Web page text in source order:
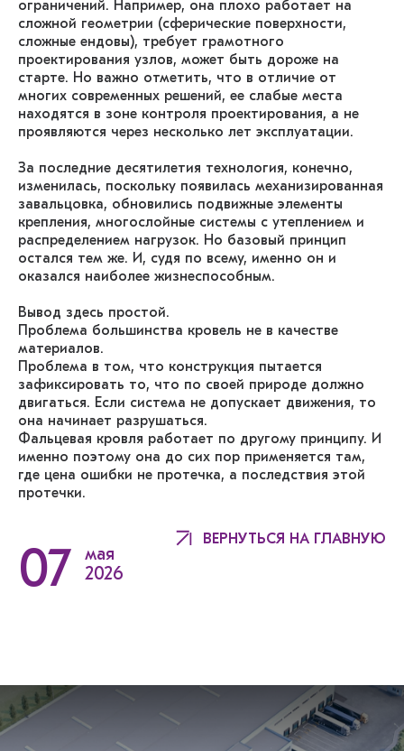
ограничений. Например, она плохо работает на
сложной геометрии (сферические поверхности,
сложные ендовы), требует грамотного
проектирования узлов, может быть дороже на
старте. Но важно отметить, что в отличие от
многих современных решений, ее слабые места
находятся в зоне контроля проектирования, а не
проявляются через несколько лет эксплуатации.
За последние десятилетия технология, конечно,
изменилась, поскольку появилась механизированная
завальцовка, обновились подвижные элементы
крепления, многослойные системы с утеплением и
распределением нагрузок. Но базовый принцип
остался тем же. И, судя по всему, именно он и
оказался наиболее жизнеспособным.
Вывод здесь простой.
Проблема большинства кровель не в качестве
материалов.
Проблема в том, что конструкция пытается
зафиксировать то, что по своей природе должно
двигаться. Если система не допускает движения, то
она начинает разрушаться.
Фальцевая кровля работает по другому принципу. И
именно поэтому она до сих пор применяется там,
где цена ошибки не протечка, а последствия этой
протечки.
07
мая
2026
ВЕРНУТЬСЯ НА ГЛАВНУЮ